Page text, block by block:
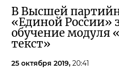
В Высшей
«Единой России»
обучение модуля
текст»
25 октября 2019, 20:41